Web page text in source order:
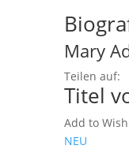
Mary
Teilen auf:
Titel
Add to
NEU